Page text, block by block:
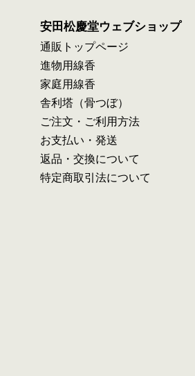
安田松慶堂ウェブショップ
通販トップページ
進物用線香
家庭用線香
舎利塔（骨つぼ）
ご注文・ご利用方法
お支払い・発送
返品・交換について
特定商取引法について